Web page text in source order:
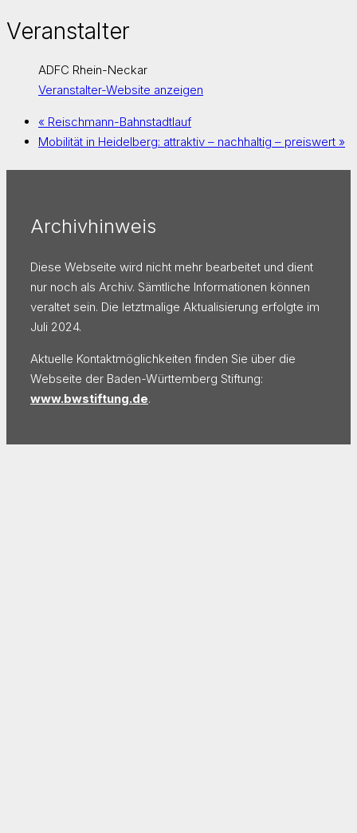
Veranstalter
ADFC Rhein-Neckar
Veranstalter-Website anzeigen
« Reischmann-Bahnstadtlauf
Mobilität in Heidelberg: attraktiv – nachhaltig – preiswert »
Archivhinweis
Diese Webseite wird nicht mehr bearbeitet und dient
nur noch als Archiv. Sämtliche Informationen können
veraltet sein. Die letztmalige Aktualisierung erfolgte im
Juli 2024.
Aktuelle Kontaktmöglichkeiten finden Sie über die
Webseite der Baden-Württemberg Stiftung:
www.bwstiftung.de.